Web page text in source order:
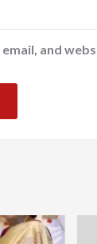
email, and